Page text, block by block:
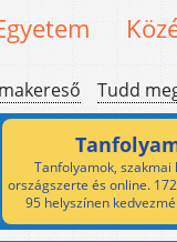
Tudd
Tanfolyamok, szakmai
országszerte és online.
95 helyszínen